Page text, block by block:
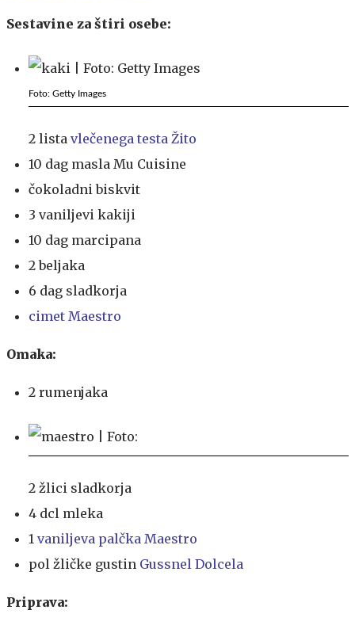
Sestavine za štiri osebe:
Foto: Getty Images
2 lista vlečenega testa Žito
10 dag masla Mu Cuisine
čokoladni biskvit
3 vaniljevi kakiji
10 dag marcipana
2 beljaka
6 dag sladkorja
cimet Maestro
Omaka:
2 rumenjaka
2 žlici sladkorja
4 dcl mleka
1 vaniljeva palčka Maestro
pol žličke gustin Gussnel Dolcela
Priprava: